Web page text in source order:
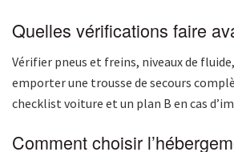
Quelles vérifications faire
Vérifier pneus et freins, niveaux de
emporter une trousse de secours
checklist voiture et un plan B en cas
Comment choisir